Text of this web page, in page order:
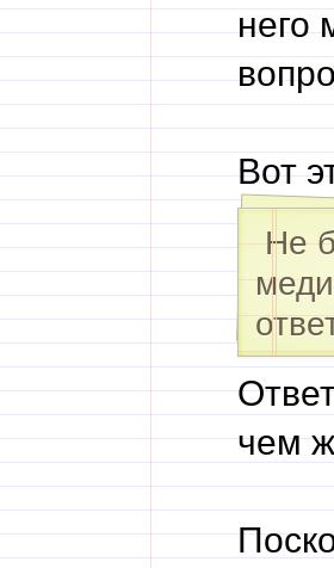
него
Вот
Не
чем